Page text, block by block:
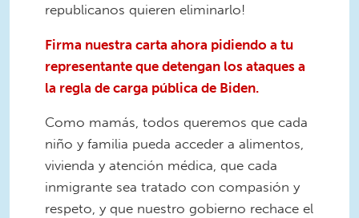
republicanos quieren eliminarlo!
Firma nuestra carta ahora pidiendo a tu
representante que detengan los ataques a
la regla de carga pública de Biden.
Como mamás, todos queremos que cada
niño y familia pueda acceder a alimentos,
vivienda y atención médica, que cada
inmigrante sea tratado con compasión y
respeto, y que nuestro gobierno rechace el